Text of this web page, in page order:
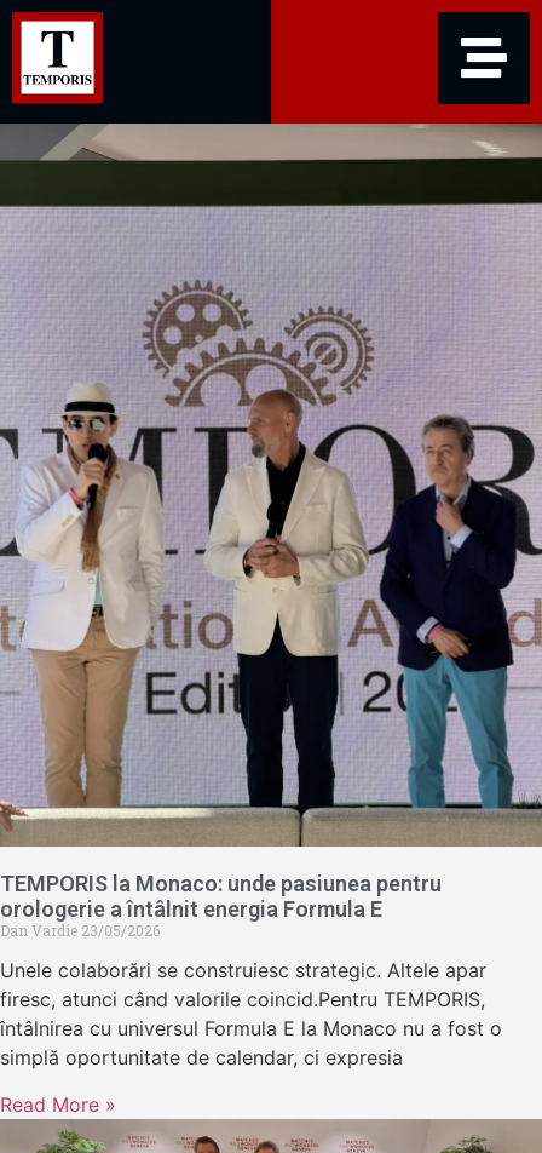
TEMPORIS la Monaco: unde pasiunea pentru
orologerie a întâlnit energia Formula E
Dan Vardie 23/05/2026
Unele colaborări se construiesc strategic. Altele apar
firesc, atunci când valorile coincid.Pentru TEMPORIS,
întâlnirea cu universul Formula E la Monaco nu a fost o
simplă oportunitate de calendar, ci expresia
Read More »